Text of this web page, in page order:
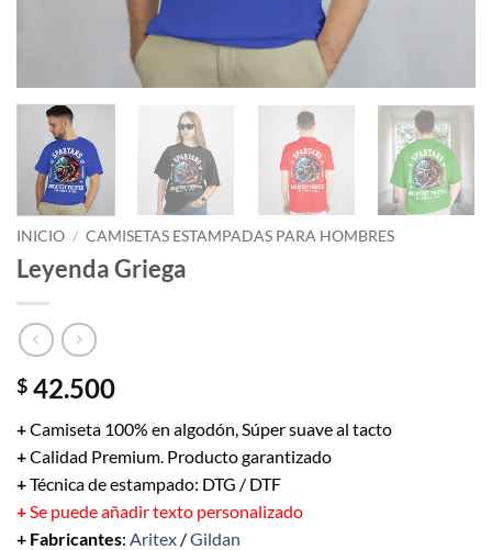
INICIO / CAMISETAS ESTAMPADAS PARA HOMBRES
Leyenda Griega
$ 42.500
+Camiseta 100% en algodón, Súper suave al tacto
+Calidad Premium. Producto garantizado
+Técnica de estampado: DTG / DTF
+ Se puede añadir texto personalizado
+ Fabricantes: Aritex /Gildan